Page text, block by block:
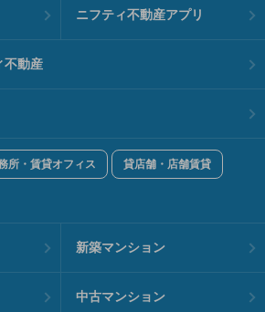
ニフティ不動産アプリ
不動産
所・賃貸オフィス 貸店舗・店舗賃貸
新築マンション
中古マンション